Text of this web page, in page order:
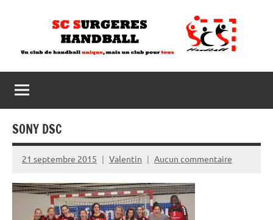
SONY DSC
21 septembre 2015 Valentin Aucun commentaire